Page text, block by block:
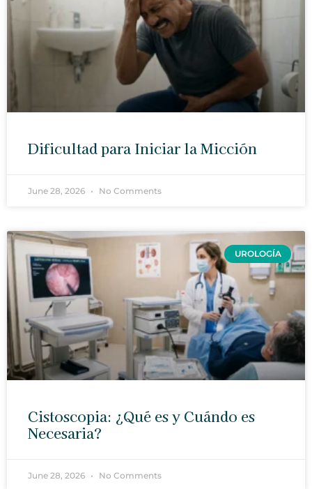
Dificultad para Iniciar la Micción
June 28, 2026 No Comments
UROLOGÍA
Cistoscopia: ¿Qué es y Cuándo es
Necesaria?
June 28, 2026 No Comments